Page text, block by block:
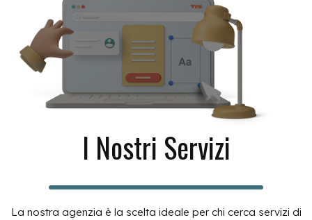
I Nostri Servizi
La nostra agenzia è la scelta ideale per chi cerca servizi di